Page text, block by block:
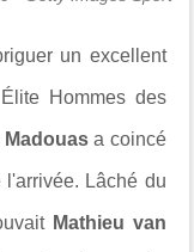
un excellent
Hommes des
Madouas a coincé
Lâché du
Mathieu van